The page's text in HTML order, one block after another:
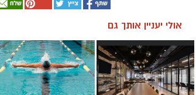
אולי יעניין אותך גם